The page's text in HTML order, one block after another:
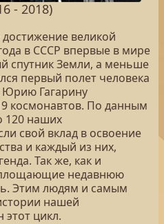
- 2018)
великой
в СССР впервые в мире
спутник Земли, а меньше
первый полет человека
Юрию Гагарину
космонавтов. По данным
120 наших
свой вклад в освоение
и каждый из них,
Так же, как и
недавнюю
Этим людям и самым
нашей
цикл.